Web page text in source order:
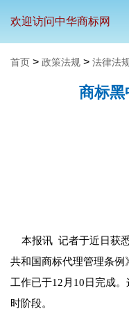
欢迎访问中华商标网
首页 > 政策法规 > 法律法
商标黑
本报讯 记者于近日获
共和国商标代理管理条
工作已于12月10日完成
时阶段。